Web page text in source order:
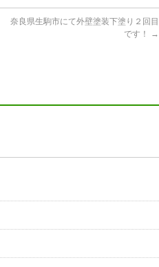
奈良県生駒市にて外壁塗装下塗り２回目
です！
→